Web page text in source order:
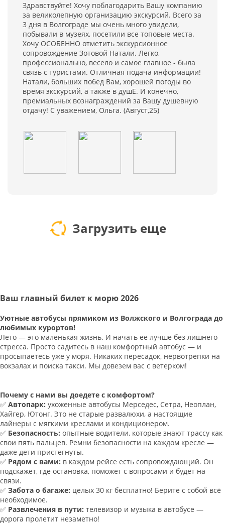
Здравствуйте! Хочу поблагодарить Вашу компанию
за великолепную организацию экскурсий. Всего за
3 дня в Волгограде мы очень много увидели,
побывали в музеях, посетили все топовые места.
Хочу ОСОБЕННО отметить экскурсионное
сопровождение Зотовой Натали. Легко,
профессионально, весело и самое главное - была
связь с туристами. Отличная подача информации!
Натали, больших побед Вам, хорошей погоды во
время экскурсий, а также в душЕ. И конечно,
премиальных вознаграждений за Вашу душевную
отдачу! С уважением, Ольга. (Август,25)
Загрузить еще
Ваш главный билет к морю 2026
Уютные автобусы прямиком из Волжского и Волгограда до
любимых курортов!
Лето — это маленькая жизнь. И начать её лучше без лишнего
стресса. Просто садитесь в наш комфортный автобус — и
просыпаетесь уже у моря. Никаких пересадок, нервотрепки на
вокзалах и поиска такси. Мы довезем вас с ветерком!
Почему с нами вы доедете с комфортом?
✅ Автопарк: ухоженные автобусы Мерседес, Сетра, Неоплан,
Хайгер, Ютонг. Это не старые развалюхи, а настоящие
лайнеры с мягкими креслами и кондиционером.
✅ Безопасность: опытные водители, которые знают трассу как
свои пять пальцев. Ремни безопасности на каждом кресле —
даже дети пристегнуты.
✅ Рядом с вами: в каждом рейсе есть сопровождающий. Он
подскажет, где остановка, поможет с вопросами и будет на
связи.
✅ Забота о багаже: целых 30 кг бесплатно! Берите с собой всё
необходимое.
✅ Развлечения в пути: телевизор и музыка в автобусе —
дорога пролетит незаметно!